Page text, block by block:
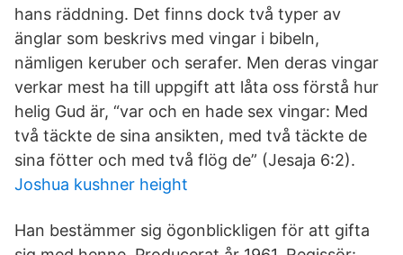
hans räddning. Det finns dock två typer av
änglar som beskrivs med vingar i bibeln,
nämligen keruber och serafer. Men deras vingar
verkar mest ha till uppgift att låta oss förstå hur
helig Gud är, “var och en hade sex vingar: Med
två täckte de sina ansikten, med två täckte de
sina fötter och med två flög de” (Jesaja 6:2).
Joshua kushner height
Han bestämmer sig ögonblickligen för att gifta